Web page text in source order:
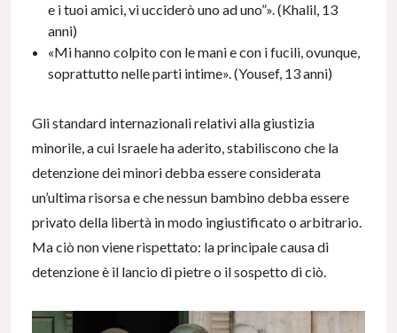
e i tuoi amici, vi ucciderò uno ad uno”». (Khalil, 13
anni)
«Mi hanno colpito con le mani e con i fucili, ovunque,
soprattutto nelle parti intime». (Yousef, 13 anni)
Gli standard internazionali relativi alla giustizia
minorile, a cui Israele ha aderito, stabiliscono che la
detenzione dei minori debba essere considerata
un’ultima risorsa e che nessun bambino debba essere
privato della libertà in modo ingiustificato o arbitrario.
Ma ciò non viene rispettato: la principale causa di
detenzione è il lancio di pietre o il sospetto di ciò.